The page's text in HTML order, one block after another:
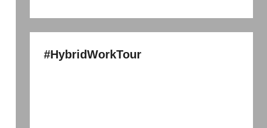
#HybridWorkTour